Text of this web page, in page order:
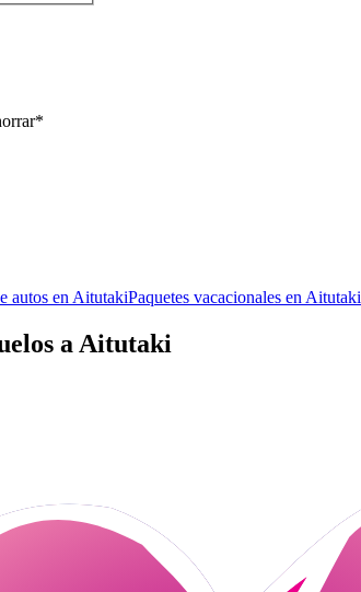
autos en AitutakiPaquetes vacacionales en Aitutaki
a Aitutaki